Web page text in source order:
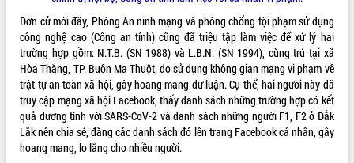
VIDEO
Đơn cử mới đây, Phòng An ninh mạng và phòng chống tội phạm sử dụng
công nghệ cao (Công an tỉnh) cũng đã triệu tập làm việc để xử lý hai
trường hợp gồm: N.T.B. (SN 1988) và L.B.N. (SN 1994), cùng trú tại xã
Hòa Thắng, TP. Buôn Ma Thuột, do sử dụng không gian mạng vi phạm về
trật tự an toàn xã hội, gây hoang mang dư luận. Cụ thể, hai người này đã
truy cập mạng xã hội Facebook, thấy danh sách những trường hợp có kết
quả dương tính với SARS-CoV-2 và danh sách những người F1, F2 ở Đắk
Lắk nên chia sẻ, đăng các danh sách đó lên trang Facebook cá nhân, gây
hoang mang, lo lắng cho nhiều người.